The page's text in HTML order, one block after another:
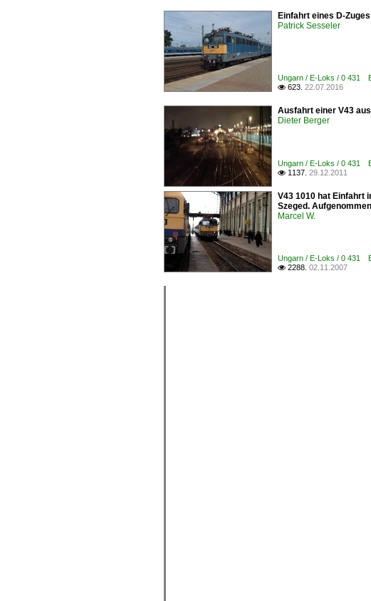
Einfahrt eines D-
Patrick Sesseler
Ungarn / E-Loks / 0 431
 623. 22.07.2016
Ausfahrt einer V43
Dieter Berger
Ungarn / E-Loks / 0 431
 1137. 29.12.2011
V43 1010 hat Einfahrt
Szeged.
Marcel W.
Ungarn / E-Loks / 0 431
 2288. 02.11.2007